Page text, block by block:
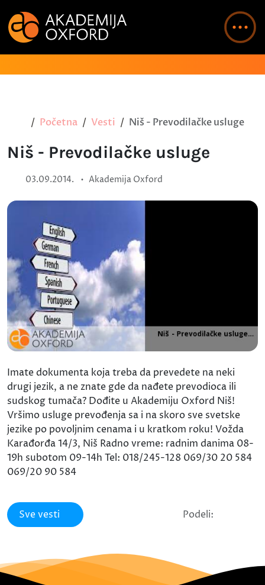
Početna Vesti Niš - Prevodilačke usluge
Niš - Prevodilačke usluge
03.09.2014. • Akademija Oxford
Imate dokumenta koja treba da prevedete na neki
drugi jezik, a ne znate gde da nađete prevodioca ili
sudskog tumača? Dođite u Akademiju Oxford Niš!
Vršimo usluge prevođenja sa i na skoro sve svetske
jezike po povoljnim cenama i u kratkom roku! Vožda
Karađorđa 14/3, Niš Radno vreme: radnim danima 08-
19h subotom 09-14h Tel: 018/245-128 069/30 20 584
069/20 90 584
Sve vesti Podeli: